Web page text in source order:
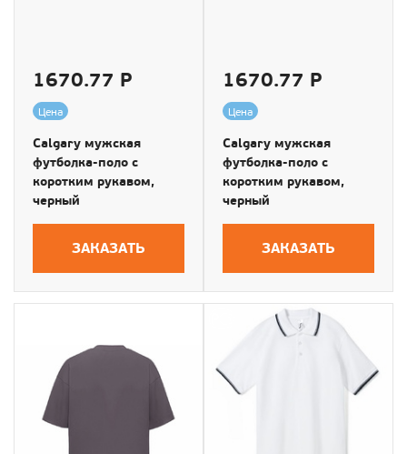
1670.77 Р
Цена
Calgary мужская
футболка-поло с
коротким рукавом,
черный
ЗАКАЗАТЬ
1670.77 Р
Цена
Calgary мужская
футболка-поло с
коротким рукавом,
черный
ЗАКАЗАТЬ